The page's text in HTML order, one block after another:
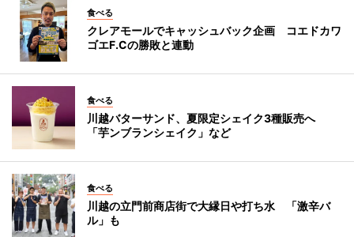
食べる
クレアモールでキャッシュバック企画 コエドカワ
ゴエF.Cの勝敗と連動
食べる
川越バターサンド、夏限定シェイク3種販売へ
「芋ンブランシェイク」など
食べる
川越の立門前商店街で大縁日や打ち水 「激辛バ
ル」も